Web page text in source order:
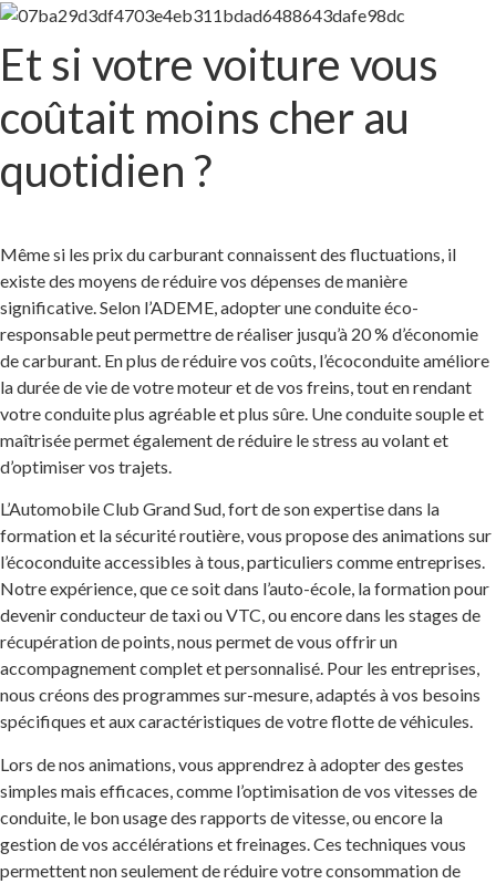
Et si votre voiture vous
coûtait moins cher au
quotidien ?
Même si les prix du carburant connaissent des fluctuations, il
existe des moyens de réduire vos dépenses de manière
significative. Selon l’ADEME, adopter une conduite éco-
responsable peut permettre de réaliser jusqu’à 20 % d’économie
de carburant. En plus de réduire vos coûts, l’écoconduite améliore
la durée de vie de votre moteur et de vos freins, tout en rendant
votre conduite plus agréable et plus sûre. Une conduite souple et
maîtrisée permet également de réduire le stress au volant et
d’optimiser vos trajets.
L’Automobile Club Grand Sud, fort de son expertise dans la
formation et la sécurité routière, vous propose des animations sur
l’écoconduite accessibles à tous, particuliers comme entreprises.
Notre expérience, que ce soit dans l’auto-école, la formation pour
devenir conducteur de taxi ou VTC, ou encore dans les stages de
récupération de points, nous permet de vous offrir un
accompagnement complet et personnalisé. Pour les entreprises,
nous créons des programmes sur-mesure, adaptés à vos besoins
spécifiques et aux caractéristiques de votre flotte de véhicules.
Lors de nos animations, vous apprendrez à adopter des gestes
simples mais efficaces, comme l’optimisation de vos vitesses de
conduite, le bon usage des rapports de vitesse, ou encore la
gestion de vos accélérations et freinages. Ces techniques vous
permettent non seulement de réduire votre consommation de